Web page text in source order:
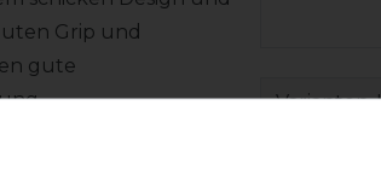
Grip und
gute